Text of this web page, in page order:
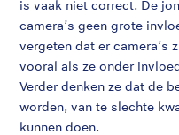
is vaak niet correct. De
camera’s geen grote
vergeten dat er camera’s
vooral als ze onder
Verder denken ze dat de
worden, van te slechte
kunnen doen.